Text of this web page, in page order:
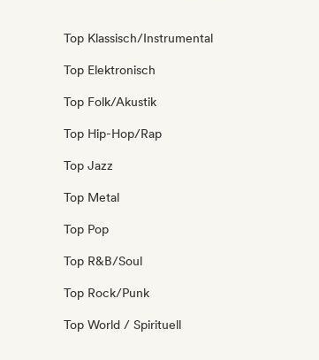
Top Klassisch/Instrumental
Top Elektronisch
Top Folk/Akustik
Top Hip-Hop/Rap
Top Jazz
Top Metal
Top Pop
Top R&B/Soul
Top Rock/Punk
Top World / Spirituell